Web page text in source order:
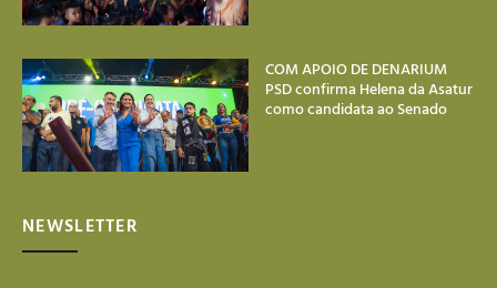
COM APOIO DE DENARIUM
PSD confirma Helena da Asatur
como candidata ao Senado
NEWSLETTER